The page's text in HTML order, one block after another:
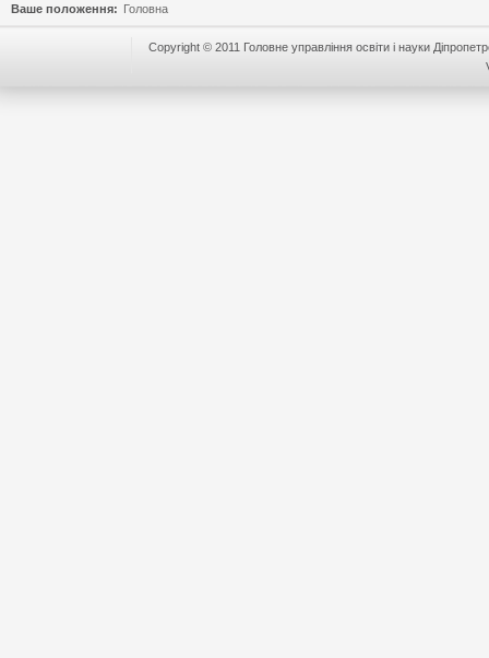
Ваше положення: Головна
Copyright © 2011 Головне управління освіти і науки